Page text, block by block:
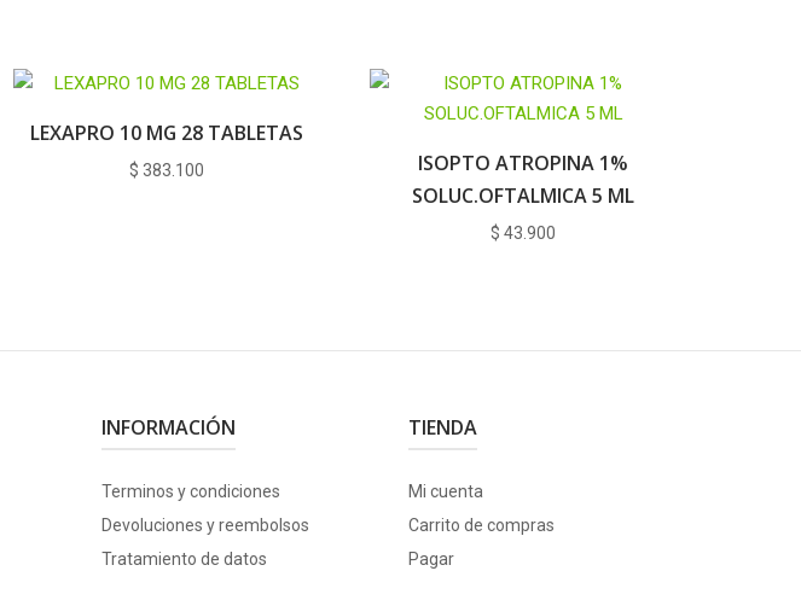
LEXAPRO 10 MG 28 TABLETAS
$ 383.100
ISOPTO ATROPINA 1%
SOLUC.OFTALMICA 5 ML
$ 43.900
INFORMACIÓN
Terminos y condiciones
Devoluciones y reembolsos
Tratamiento de datos
TIENDA
Mi cuenta
Carrito de compras
Pagar